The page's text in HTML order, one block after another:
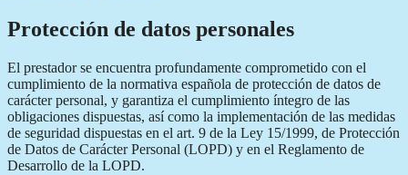
Protección de datos personales
El prestador se encuentra profundamente comprometido con el
cumplimiento de la normativa española de protección de datos de
carácter personal, y garantiza el cumplimiento íntegro de las
obligaciones dispuestas, así como la implementación de las medidas
de seguridad dispuestas en el art. 9 de la Ley 15/1999, de Protección
de Datos de Carácter Personal (LOPD) y en el Reglamento de
Desarrollo de la LOPD.